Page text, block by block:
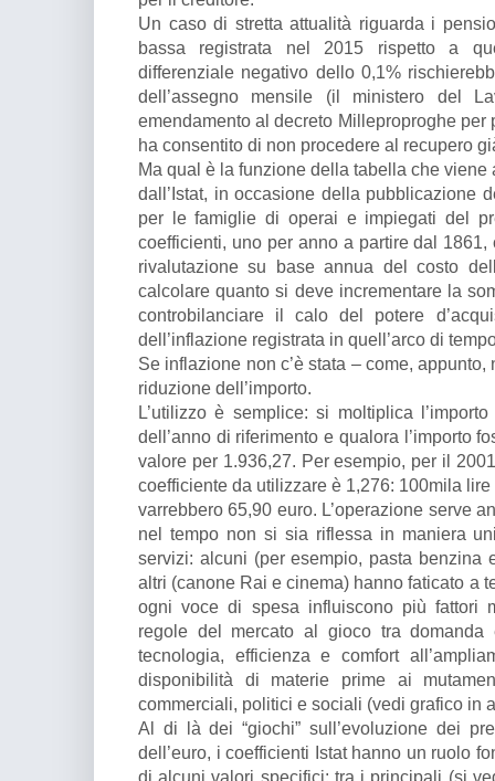
Un caso di stretta attualità riguarda i
bassa registrata nel 2015 rispetto a
differenziale negativo dello 0,1%
dell’assegno mensile (il ministero del
emendamento al decreto Milleproproghe
ha consentito di non procedere al recupero
Ma qual è la funzione della tabella che
dall’Istat, in occasione della pubblicazione
per le famiglie di operai e impiegati del
coefficienti, uno per anno a partire dal
rivalutazione su base annua del costo
calcolare quanto si deve incrementare la
controbilanciare il calo del potere
dell’inflazione registrata in quell’arco di
Se inflazione non c’è stata – come,
riduzione dell’importo.
L’utilizzo è semplice: si moltiplica
dell’anno di riferimento e qualora l’importo
valore per 1.936,27. Per esempio, per il
coefficiente da utilizzare è 1,276: 100mila
varrebbero 65,90 euro. L’operazione serve
nel tempo non si sia riflessa in maniera
servizi: alcuni (per esempio, pasta benzina
altri (canone Rai e cinema) hanno faticato a
ogni voce di spesa influiscono più fattori
regole del mercato al gioco tra domanda
tecnologia, efficienza e comfort
disponibilità di materie prime ai
commerciali, politici e sociali (vedi grafico in
Al di là dei “giochi” sull’evoluzione dei
dell’euro, i coefficienti Istat hanno un ruolo
di alcuni valori specifici: tra i principali (si